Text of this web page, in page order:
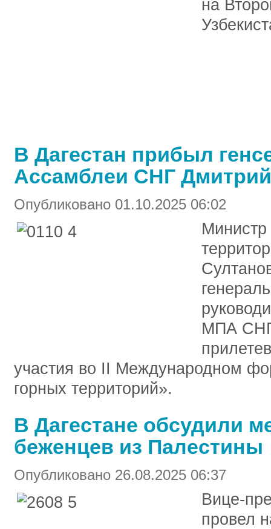
на
В Дагестан прибыл
Ассамблеи СНГ
Опубликовано 01.10.2025 06:02
Министр
МПА СНГ
участия во II Международном
горных территорий».
В Дагестане обсудили
беженцев из Палестины
Опубликовано 26.08.2025 06:37
Вице-
провел